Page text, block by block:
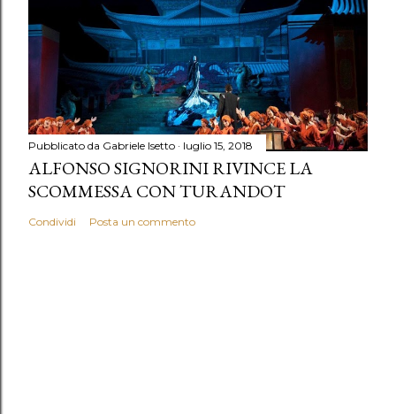
Pubblicato da Gabriele Isetto luglio 15, 2018
ALFONSO SIGNORINI RIVINCE LA
SCOMMESSA CON TURANDOT
Condividi Posta un commento